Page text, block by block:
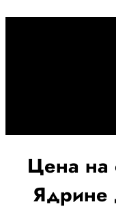
Цена на
Ядрине